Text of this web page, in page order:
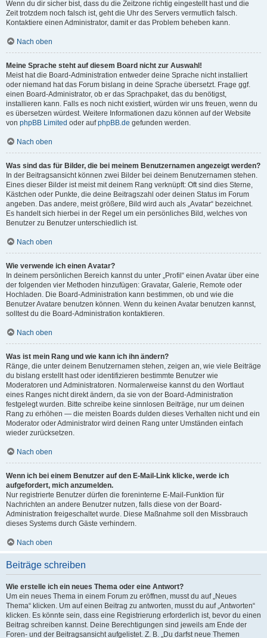
Wenn du dir sicher bist, dass du die Zeitzone richtig eingestellt hast und die
Zeit trotzdem noch falsch ist, geht die Uhr des Servers vermutlich falsch.
Kontaktiere einen Administrator, damit er das Problem beheben kann.
Nach oben
Meine Sprache steht auf diesem Board nicht zur Auswahl!
Meist hat die Board-Administration entweder deine Sprache nicht installiert
oder niemand hat das Forum bislang in deine Sprache übersetzt. Frage ggf.
einen Board-Administrator, ob er das Sprachpaket, das du benötigst,
installieren kann. Falls es noch nicht existiert, würden wir uns freuen, wenn du
es übersetzen würdest. Weitere Informationen dazu können auf der Website
von phpBB Limited oder aufphpBB.de gefunden werden.
Nach oben
Was sind das für Bilder, die bei meinem Benutzernamen angezeigt werden?
In der Beitragsansicht können zwei Bilder bei deinem Benutzernamen stehen.
Eines dieser Bilder ist meist mit deinem Rang verknüpft: Oft sind dies Sterne,
Kästchen oder Punkte, die deine Beitragszahl oder deinen Status im Forum
angeben. Das andere, meist größere, Bild wird auch als „Avatar“ bezeichnet.
Es handelt sich hierbei in der Regel um ein persönliches Bild, welches von
Benutzer zu Benutzer unterschiedlich ist.
Nach oben
Wie verwende ich einen Avatar?
In deinem persönlichen Bereich kannst du unter „Profil“ einen Avatar über eine
der folgenden vier Methoden hinzufügen: Gravatar, Galerie, Remote oder
Hochladen. Die Board-Administration kann bestimmen, ob und wie die
Benutzer Avatare benutzen können. Wenn du keinen Avatar benutzen kannst,
solltest du die Board-Administration kontaktieren.
Nach oben
Was ist mein Rang und wie kann ich ihn ändern?
Ränge, die unter deinem Benutzernamen stehen, zeigen an, wie viele Beiträge
du bislang erstellt hast oder identifizieren bestimmte Benutzer wie
Moderatoren und Administratoren. Normalerweise kannst du den Wortlaut
eines Ranges nicht direkt ändern, da sie von der Board-Administration
festgelegt wurden. Bitte schreibe keine sinnlosen Beiträge, nur um deinen
Rang zu erhöhen — die meisten Boards dulden dieses Verhalten nicht und ein
Moderator oder Administrator wird deinen Rang unter Umständen einfach
wieder zurücksetzen.
Nach oben
Wenn ich bei einem Benutzer auf den E-Mail-Link klicke, werde ich
aufgefordert, mich anzumelden.
Nur registrierte Benutzer dürfen die foreninterne E-Mail-Funktion für
Nachrichten an andere Benutzer nutzen, falls diese von der Board-
Administration freigeschaltet wurde. Diese Maßnahme soll den Missbrauch
dieses Systems durch Gäste verhindern.
Nach oben
Beiträge schreiben
Wie erstelle ich ein neues Thema oder eine Antwort?
Um ein neues Thema in einem Forum zu eröffnen, musst du auf „Neues
Thema“ klicken. Um auf einen Beitrag zu antworten, musst du auf „Antworten“
klicken. Es könnte sein, dass eine Registrierung erforderlich ist, bevor du einen
Beitrag schreiben kannst. Deine Berechtigungen sind jeweils am Ende der
Foren- und der Beitragsansicht aufgelistet. Z. B. „Du darfst neue Themen